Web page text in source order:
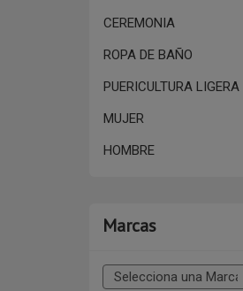
CEREMONIA
ROPA DE BAÑO
PUERICULTURA LIGERA
MUJER
HOMBRE
Marcas